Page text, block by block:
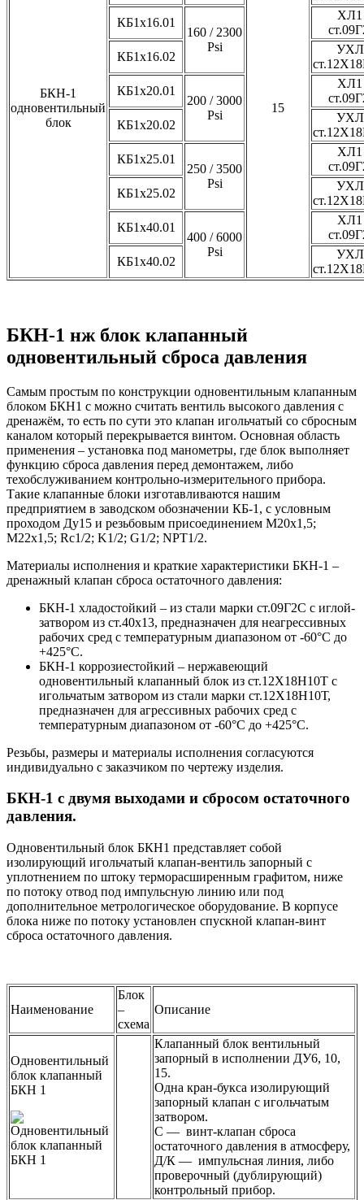
БКН-1
одновентильный
блок
15
КБ1х16.01
160 / 2300
Psi
ХЛ1
КБ1х16.02
УХЛ
КБ1х20.01
200 / 3000
Psi
ХЛ1
КБ1х20.02
УХЛ
КБ1х25.01
250 / 3500
Psi
ХЛ1
КБ1х25.02
УХЛ
КБ1х40.01
400 / 6000
Psi
ХЛ1
КБ1х40.02
УХЛ
БКН-1 нж блок клапанный
одновентильный сброса давления
Самым простым по конструкции одновентильным клапанным
блоком БКН1 с можно считать вентиль высокого давления с
дренажём, то есть по сути это клапан игольчатый со сбросным
каналом который перекрывается винтом. Основная область
применения – установка под манометры, где блок выполняет
функцию сброса давления перед демонтажем, либо
техобслуживанием контрольно-измерительного прибора.
Такие клапанные блоки изготавливаются нашим
предприятием в заводском обозначении КБ-1, с условным
проходом Ду15 и резьбовым присоединением М20х1,5;
М22х1,5; Rc1/2; K1/2; G1/2; NPT1/2.
Материалы исполнения и краткие характеристики БКН-1 –
дренажный клапан сброса остаточного давления:
БКН-1 хладостойкий – из стали марки ст.09Г2С с иглой-
затвором из ст.40х13, предназначен для неагрессивных
рабочих сред с температурным диапазоном от -60°С до
+425°С.
БКН-1 коррозиестойкий – нержавеющий
одновентильный клапанный блок из ст.12Х18Н10Т с
игольчатым затвором из стали марки ст.12Х18Н10Т,
предназначен для агрессивных рабочих сред с
температурным диапазоном от -60°С до +425°С.
Резьбы, размеры и материалы исполнения согласуются
индивидуально с заказчиком по чертежу изделия.
БКН-1 с двумя выходами и сбросом остаточного
давления.
Одновентильный блок БКН1 представляет собой
изолирующий игольчатый клапан-вентиль запорный с
уплотнением по штоку терморасширенным графитом, ниже
по потоку отвод под импульсную линию или под
дополнительное метрологическое оборудование. В корпусе
блока ниже по потоку установлен спускной клапан-винт
сброса остаточного давления.
Наименование
Блок
–
схема
Описание
Одновентильный
блок клапанный
БКН 1
Клапанный блок вентильный
запорный в исполнении ДУ6, 10,
15.
Одна кран-букса изолирующий
запорный клапан с игольчатым
затвором.
С — винт-клапан сброса
остаточного давления в атмосферу,
Д/К — импульсная линия, либо
проверочный (дублирующий)
контрольный прибор.